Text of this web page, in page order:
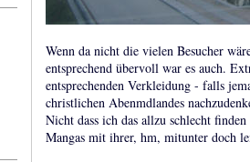
Wenn da nicht die vielen Besucher
entsprechend übervoll war es auch.
entsprechenden Verkleidung - falls
christlichen Abenmdlandes
Nicht dass ich das allzu schlecht
Mangas mit ihrer, hm, mitunter doch